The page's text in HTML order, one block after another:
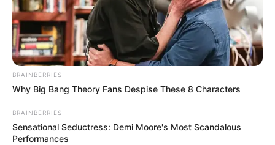
BRAINBERRIES
Why Big Bang Theory Fans Despise These 8 Characters
BRAINBERRIES
Sensational Seductress: Demi Moore's Most Scandalous
Performances